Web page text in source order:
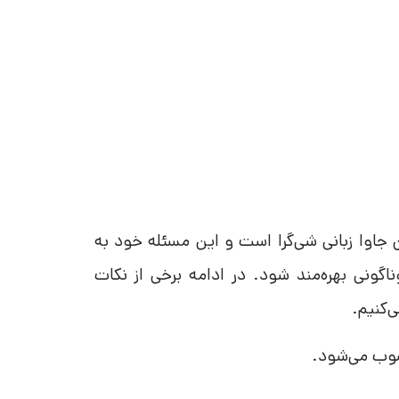
زبانی شی‌گرا است و این مسئله خود به
بهره‌مند شود. در ادامه برخی از نکات
می‌شود.